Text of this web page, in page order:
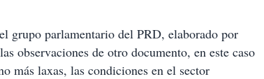
grupo parlamentario del PRD, elaborado por
observaciones de otro documento, en este caso
más laxas, las condiciones en el sector